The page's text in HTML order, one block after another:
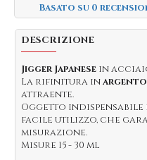
Basato su 0
DESCRIZIONE
Jigger Japanesein acciaio
La rifinitura inargento
attraente.
Oggetto
facile utilizzo, che
misurazione.
Misure 15 - 30 ml